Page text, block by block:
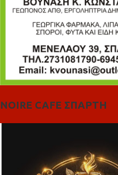
NOIRE CAFE ΣΠΑΡΤΗ